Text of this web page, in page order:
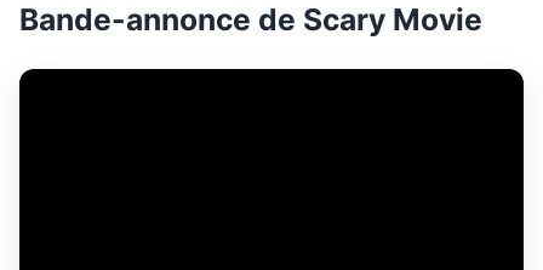
Bande-annonce de Scary Movie